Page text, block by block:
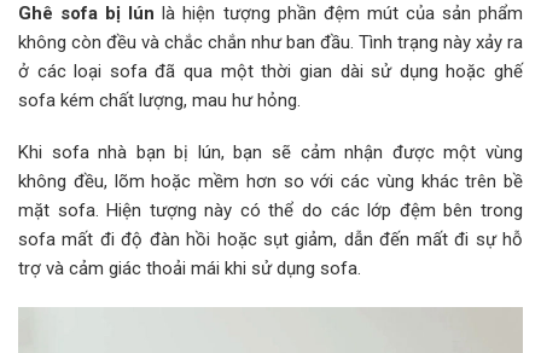
Ghê sofa bị lún là hiện tượng phần đệm mút của sản phẩm
không còn đều và chắc chắn như ban đầu. Tình trạng này xảy ra
ở các loại sofa đã qua một thời gian dài sử dụng hoặc ghế
sofa kém chất lượng, mau hư hỏng.
Khi sofa nhà bạn bị lún, bạn sẽ cảm nhận được một vùng
không đều, lõm hoặc mềm hơn so với các vùng khác trên bề
mặt sofa. Hiện tượng này có thể do các lớp đệm bên trong
sofa mất đi độ đàn hồi hoặc sụt giảm, dẫn đến mất đi sự hỗ
trợ và cảm giác thoải mái khi sử dụng sofa.